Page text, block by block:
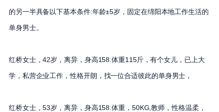
的另一半具备以下基本条件:年龄±5岁，固定在绵阳本地工作生活的
单身男士。
红桥女士，42岁，离异，身高158.体重115斤，有个女儿，已上大
学，私营企业工作，性格开朗，找一位合适彼此的单身男士，
红桥女士，53岁，离异，身高158.体重，50KG,教师，性格温柔，